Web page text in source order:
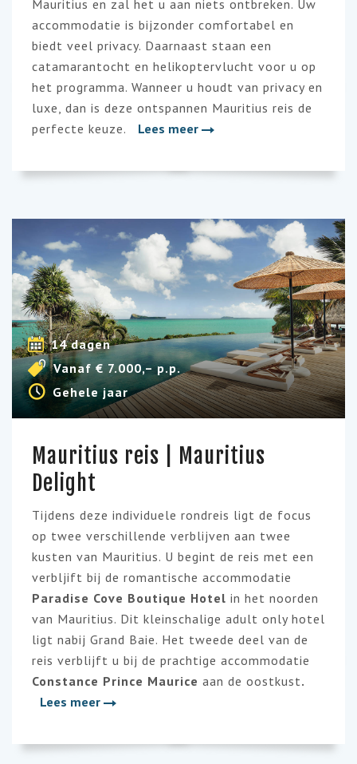
Mauritius en zal het u aan niets ontbreken. Uw
accommodatie is bijzonder comfortabel en
biedt veel privacy. Daarnaast staan een
catamarantocht en helikoptervlucht voor u op
het programma. Wanneer u houdt van privacy en
luxe, dan is deze ontspannen Mauritius reis de
perfecte keuze.
Lees meer
14 dagen
Vanaf € 7.000,– p.p.
Gehele jaar
Mauritius reis | Mauritius
Delight
Tijdens deze individuele rondreis ligt de focus
op twee verschillende verblijven aan twee
kusten van Mauritius. U begint de reis met een
verbljift bij de romantische accommodatie
Paradise Cove Boutique Hotel in het noorden
van Mauritius. Dit kleinschalige adult only hotel
ligt nabij Grand Baie. Het tweede deel van de
reis verblijft u bij de prachtige accommodatie
Constance Prince Maurice aan de oostkust.
Lees meer